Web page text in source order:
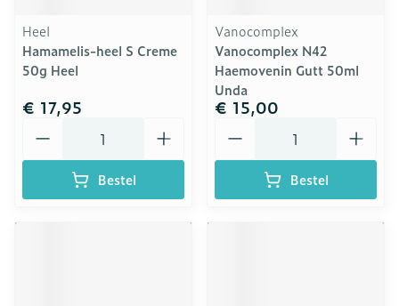
Heel
Hamamelis-heel S Creme
50g Heel
€ 17,95
Bestel
Vanocomplex
Vanocomplex N42
Haemovenin Gutt 50ml
Unda
€ 15,00
Bestel